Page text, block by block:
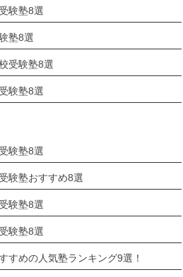
験塾8選
塾8選
受験塾8選
験塾8選
験塾8選
験塾おすすめ8選
験塾8選
験塾8選
すめの人気塾ランキング9選！